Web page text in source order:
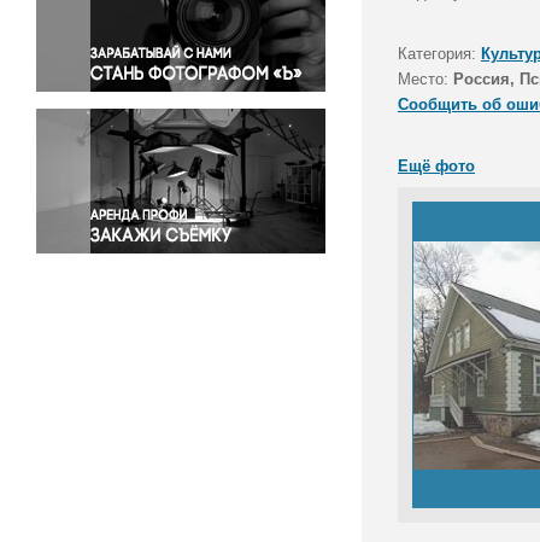
Правосудие
Происшествия и конфликты
Религия
Светская жизнь
Спорт
Экология
Экономика и бизнес
Категория:
Место: Россия,
Сообщить об
Ещё фото